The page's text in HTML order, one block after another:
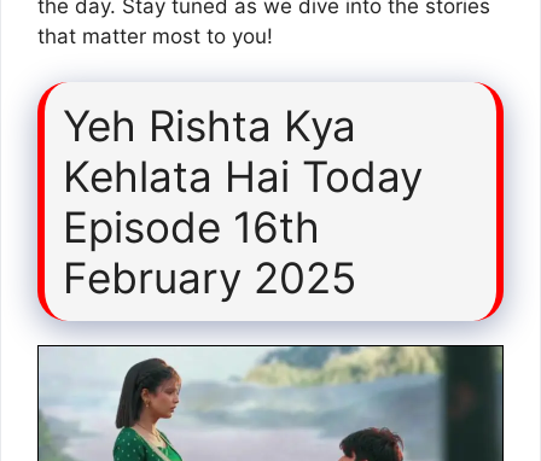
the day. Stay tuned as we dive into the stories
that matter most to you!
Yeh Rishta Kya
Kehlata Hai Today
Episode 16th
February 2025